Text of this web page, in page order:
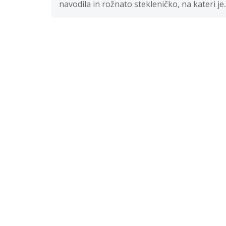
navodila in rožnato stekleničko, na kateri